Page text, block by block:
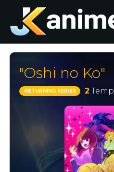
"Oshi no Ko"
RETURNING SERIES 2